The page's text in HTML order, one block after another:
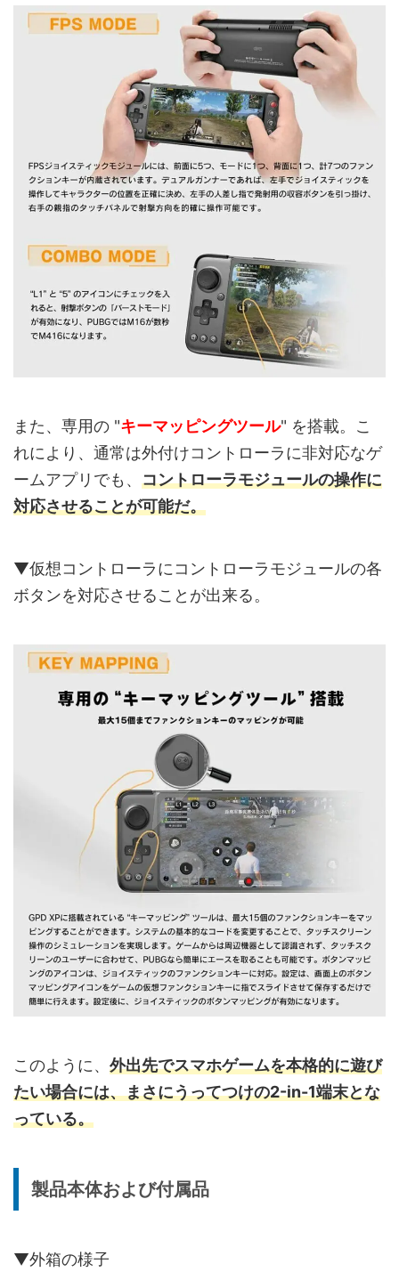
また、専用の "キーマッピングツール" を搭載。こ
れにより、通常は外付けコントローラに非対応なゲ
ームアプリでも、 コントローラモジュールの操作に
対応させることが可能だ。
▼仮想コントローラにコントローラモジュールの各
ボタンを対応させることが出来る。
このように、 外出先でスマホゲームを本格的に遊び
たい場合には、まさにうってつけの2-in-1端末とな
っている。
製品本体および付属品
▼外箱の様子